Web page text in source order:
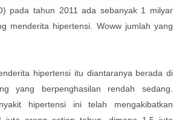
pada tahun 2011 ada sebanyak 1 milyar
menderita hipertensi. Woww jumlah yang
hipertensi itu diantaranya berada di
yang berpenghasilan rendah sedang.
hipertensi ini telah mengakibatkan